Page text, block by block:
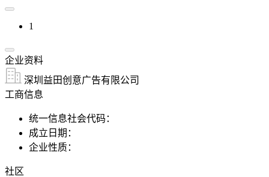
1
企业资料
深圳益田创意广告有限公司
工商信息
统一信息社会代码：
成立日期：
企业性质：
社区